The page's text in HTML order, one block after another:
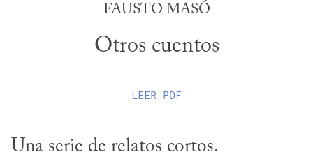
FAUSTO MASÓ
Otros cuentos
LEER PDF
Una serie de relatos cortos.